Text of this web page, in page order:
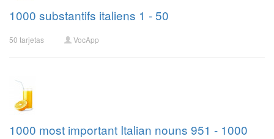
1000 substantifs italiens 1 - 50
50 tarjetas VocApp
1000 most important Italian nouns 951 - 1000